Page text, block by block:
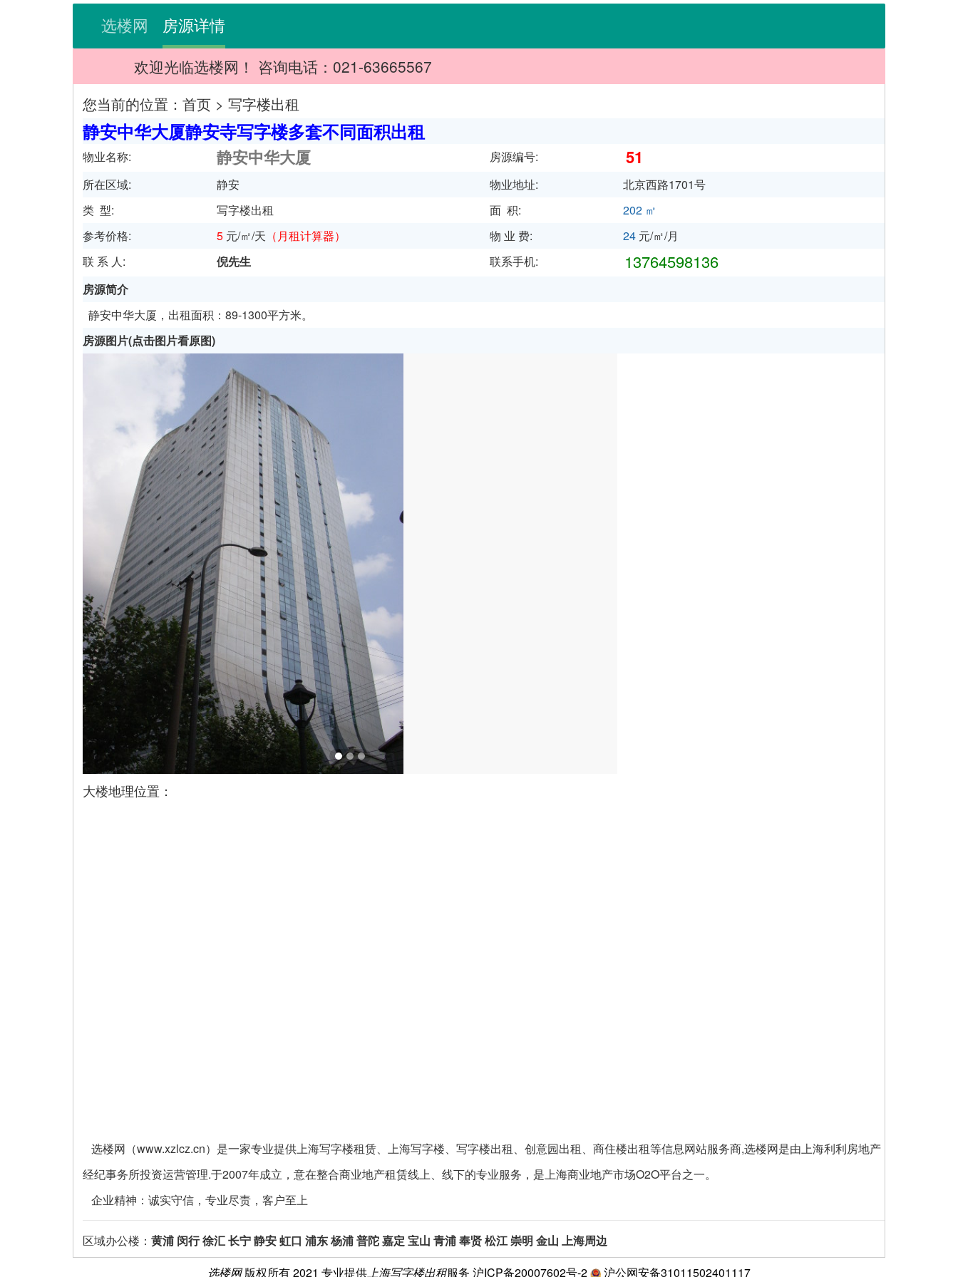
选楼网 房源详情
欢迎光临选楼网！ 咨询电话：021-63665567
您当前的位置： 首页 > 写字楼出租
静安中华大厦静安寺写字楼多套不同面积出租
物业名称: 静安中华大厦 房源编号: 51
所在区域: 静安 物业地址:
北京西路1701号
类 型:
写字楼出租 面 积:
202 ㎡
参考价格:
5 元/㎡/天 （月租计算器） 物 业 费: 24 元/㎡/月
联 系 人:
倪先生 联系手机: 13764598136
房源简介
静安中华大厦，出租面积：89-1300平方米。
房源图片(点击图片看原图)
大楼地理位置：
选楼网（www.xzlcz.cn）是一家专业提供上海写字楼租赁、上海写字楼、写字楼出租、创意园出租、商住楼出租等信息网站服务商,选楼网是由上海利利房地产
经纪事务所投资运营管理.于2007年成立，意在整合商业地产租赁线上、线下的专业服务，是上海商业地产市场O2O平台之一。
企业精神：诚实守信，专业尽责，客户至上
区域办公楼： 黄浦 闵行徐汇长宁静安虹口 浦东杨浦普陀嘉定 宝山 青浦奉贤松江 崇明 金山 上海周边
选楼网版权所有 2021 专业提供上海写字楼出租服务沪ICP备20007602号-2 沪公网安备31011502401117